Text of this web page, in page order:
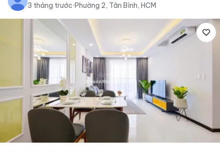
3 tháng trước·Phường 2, Tân Bình, HCM